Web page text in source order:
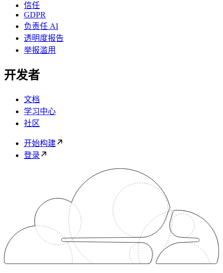
信任
GDPR
负责任 AI
透明度报告
举报滥用
开发者
文档
学习中心
社区
开始构建
登录